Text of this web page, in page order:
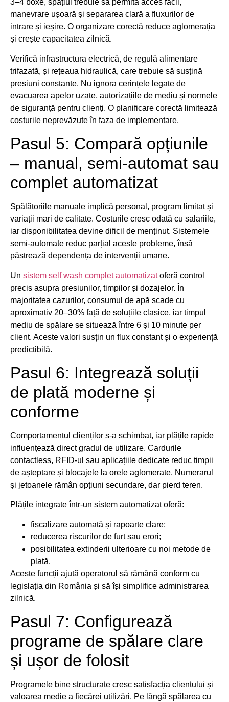
3–4 boxe, spațiul trebuie să permită acces facil,
manevrare ușoară și separarea clară a fluxurilor de
intrare și ieșire. O organizare corectă reduce aglomerația
și crește capacitatea zilnică.
Verifică infrastructura electrică, de regulă alimentare
trifazată, și rețeaua hidraulică, care trebuie să susțină
presiuni constante. Nu ignora cerințele legate de
evacuarea apelor uzate, autorizațiile de mediu și normele
de siguranță pentru clienți. O planificare corectă limitează
costurile neprevăzute în faza de implementare.
Pasul 5: Compară opțiunile
– manual, semi-automat sau
complet automatizat
Spălătoriile manuale implică personal, program limitat și
variații mari de calitate. Costurile cresc odată cu salariile,
iar disponibilitatea devine dificil de menținut. Sistemele
semi-automate reduc parțial aceste probleme, însă
păstrează dependența de intervenții umane.
Un sistem self wash complet automatizatoferă control
precis asupra presiunilor, timpilor și dozajelor. În
majoritatea cazurilor, consumul de apă scade cu
aproximativ 20–30% față de soluțiile clasice, iar timpul
mediu de spălare se situează între 6 și 10 minute per
client. Aceste valori susțin un flux constant și o experiență
predictibilă.
Pasul 6: Integrează soluții
de plată moderne și
conforme
Comportamentul clienților s-a schimbat, iar plățile rapide
influențează direct gradul de utilizare. Cardurile
contactless, RFID-ul sau aplicațiile dedicate reduc timpii
de așteptare și blocajele la orele aglomerate. Numerarul
și jetoanele rămân opțiuni secundare, dar pierd teren.
Plățile integrate într-un sistem automatizat oferă:
fiscalizare automată și rapoarte clare;
reducerea riscurilor de furt sau erori;
posibilitatea extinderii ulterioare cu noi metode de
plată.
Aceste funcții ajută operatorul să rămână conform cu
legislația din România și să își simplifice administrarea
zilnică.
Pasul 7: Configurează
programe de spălare clare
și ușor de folosit
Programele bine structurate cresc satisfacția clientului și
valoarea medie a fiecărei utilizări. Pe lângă spălarea cu